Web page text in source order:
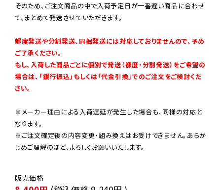
そのため、ご注文商品の中で入荷予定日が一番遅い商品に合わせ
て、まとめて発送させていただきます。
都度発送や分割発送、同梱発送には対応しておりませんので、予め
ご了承ください。
もし、入荷した商品ごとに個別で発送（都度・分割発送）をご希望の
場合は、「銀行振込」もしくは「代金引換」でのご注文をご検討くだ
さい。
※メーカー理由による入荷遅延が発生した場合も、同様の対応と
なります。
※ご注文確定後の内容変更・組み換えはお受けできません。あらか
じめご理解のほど、よろしくお願いいたします。